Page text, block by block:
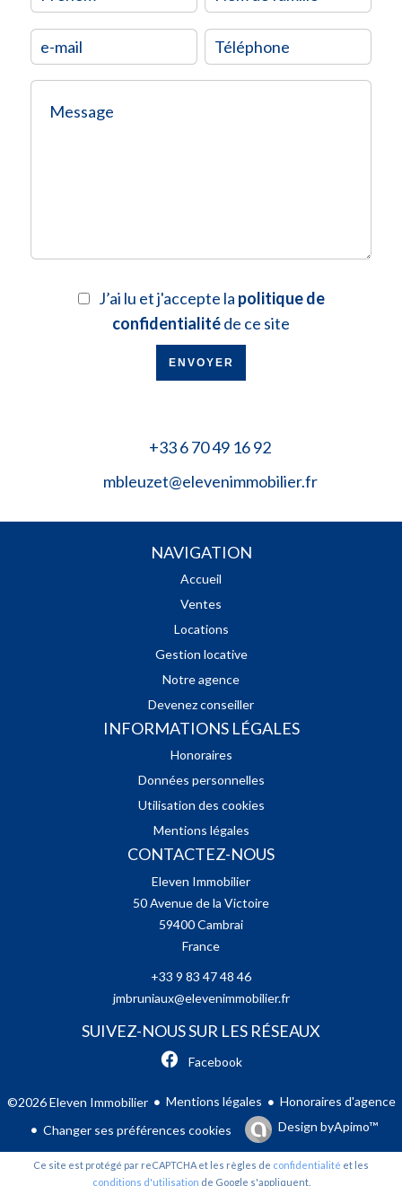
J’ai lu et j'accepte la politique de
confidentialitéde ce site
ENVOYER
+33 6 70 49 16 92
mbleuzet@elevenimmobilier.fr
NAVIGATION
Accueil
Ventes
Locations
Gestion locative
Notre agence
Devenez conseiller
INFORMATIONS LÉGALES
Honoraires
Données personnelles
Utilisation des cookies
Mentions légales
CONTACTEZ-NOUS
Eleven Immobilier
50 Avenue de la Victoire
59400Cambrai
France
+33 9 83 47 48 46
jmbruniaux@elevenimmobilier.fr
SUIVEZ-NOUS SUR LES RÉSEAUX
Facebook
©2026 Eleven Immobilier Mentions légales
Honoraires d'agence
Changer ses préférences cookies
Design byApimo™
Ce site est protégé par reCAPTCHA et les règles de confidentialité et les
conditions d'utilisation de Google s'appliquent.